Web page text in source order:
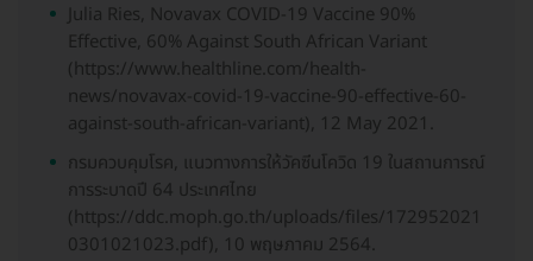
Julia Ries, Novavax COVID-19 Vaccine 90%
Effective, 60% Against South African Variant
(https://www.healthline.com/health-
news/novavax-covid-19-vaccine-90-effective-60-
against-south-african-variant), 12 May 2021.
กรมควบคุมโรค, แนวทางการให้วัคซีนโควิด 19 ในสถานการณ์
การระบาดปี 64 ประเทศไทย
(https://ddc.moph.go.th/uploads/files/172952021
0301021023.pdf), 10 พฤษภาคม 2564.